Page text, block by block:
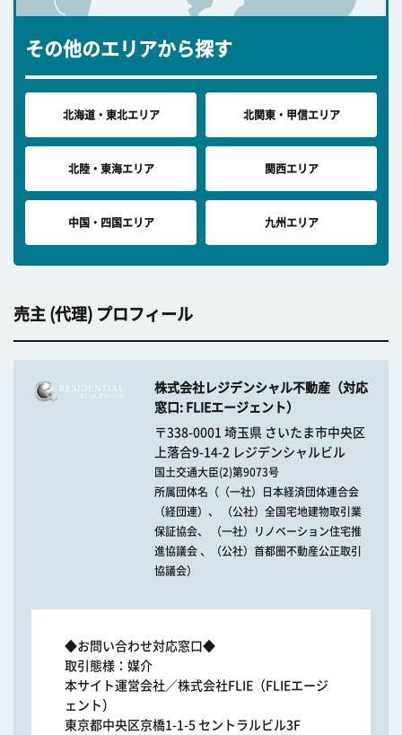
その他のエリアから探す
北海道・東北エリア 北関東・甲信エリア
北陸・東海エリア 関西エリア
中国・四国エリア 九州エリア
売主 (代理) プロフィール
株式会社レジデンシャル不動産（対応
窓口: FLIEエージェント）
〒338-0001 埼玉県 さいたま市中央区
上落合9-14-2 レジデンシャルビル
国土交通大臣(2)第9073号
所属団体名（（一社）日本経済団体連合会
（経団連）、 （公社）全国宅地建物取引業
保証協会、 （一社）リノベーション住宅推
進協議会 、（公社）首都圏不動産公正取引
協議会）
◆お問い合わせ対応窓口◆
取引態様：媒介
本サイト運営会社／株式会社FLIE（FLIEエージ
ェント）
東京都中央区京橋1-1-5 セントラルビル3F